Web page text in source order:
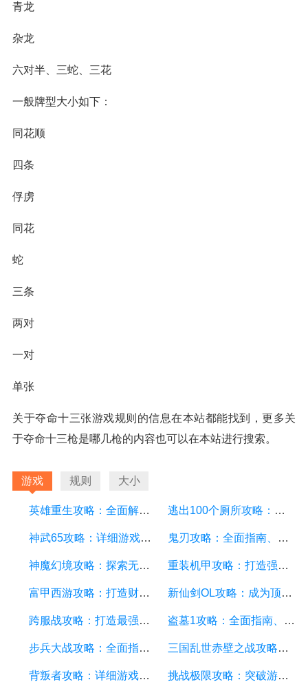
青龙
杂龙
六对半、三蛇、三花
一般牌型大小如下：
同花顺
四条
俘虏
同花
蛇
三条
两对
一对
单张
关于夺命十三张游戏规则的信息在本站都能找到，更多关
于夺命十三枪是哪几枪的内容也可以在本站进行搜索。
游戏 规则 大小
英雄重生攻略：全面解析游戏中的技巧和策略 逃出100个厕所攻略：详细游戏攻略方面的描述
神武65攻略：详细游戏攻略方面的描述 鬼刃攻略：全面指南、技巧和秘籍，助你成为顶尖玩家
神魔幻境攻略：探索无尽的魔幻世界，成为顶尖玩家 重装机甲攻略：打造强大机甲，征服战场的终极指南
富甲西游攻略：打造财富王国的终极指南 新仙剑OL攻略：成为顶级仙侠大侠的秘诀与技巧
跨服战攻略：打造最强战队，征服多个服务器 盗墓1攻略：全面指南、秘籍和技巧
步兵大战攻略：全面指南及游戏技巧分享 三国乱世赤壁之战攻略：详细游戏攻略方面的描述
背叛者攻略：详细游戏攻略方面的描述 挑战极限攻略：突破游戏难关的终极指南